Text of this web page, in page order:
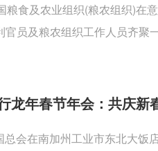
食及农业组织(粮农组织)在
员及粮农组织工作人员齐聚
龙年春节年会：共庆新
会在南加州工业市东北大饭